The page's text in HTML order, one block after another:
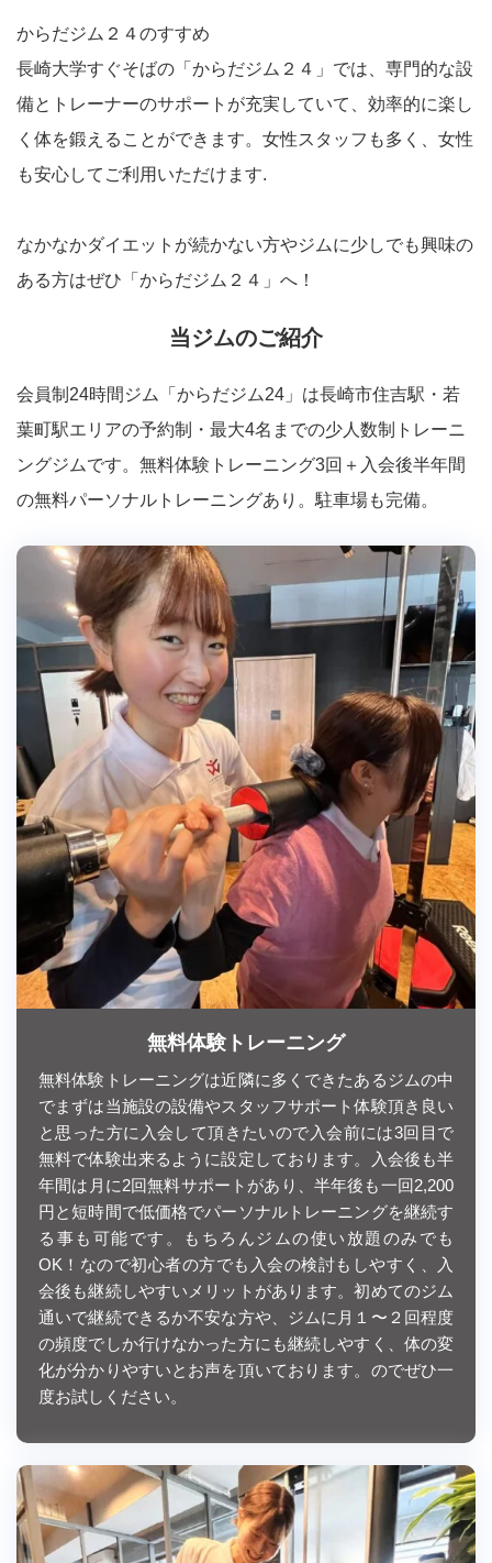
からだジム２４のすすめ
長崎大学すぐそばの「からだジム２４」では、専門的な設
備とトレーナーのサポートが充実していて、効率的に楽し
く体を鍛えることができます。女性スタッフも多く、女性
も安心してご利用いただけます.
なかなかダイエットが続かない方やジムに少しでも興味の
ある方はぜひ「からだジム２４」へ！
当ジムのご紹介
会員制24時間ジム「からだジム24」は長崎市住吉駅・若
葉町駅エリアの予約制・最大4名までの少人数制トレーニ
ングジムです。無料体験トレーニング3回＋入会後半年間
の無料パーソナルトレーニングあり。駐車場も完備。
無料体験トレーニング
無料体験トレーニングは近隣に多くできたあるジムの中
でまずは当施設の設備やスタッフサポート体験頂き良い
と思った方に入会して頂きたいので入会前には3回目で
無料で体験出来るように設定しております。入会後も半
年間は月に2回無料サポートがあり、半年後も一回2,200
円と短時間で低価格でパーソナルトレーニングを継続す
る事も可能です。もちろんジムの使い放題のみでも
OK！なので初心者の方でも入会の検討もしやすく、入
会後も継続しやすいメリットがあります。初めてのジム
通いで継続できるか不安な方や、ジムに月１〜２回程度
の頻度でしか行けなかった方にも継続しやすく、体の変
化が分かりやすいとお声を頂いております。のでぜひ一
度お試しください。